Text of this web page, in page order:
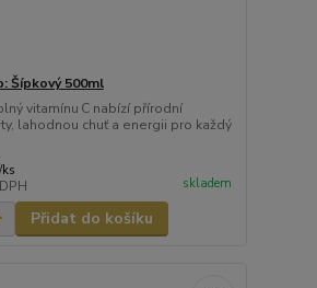
Šípkový 500ml
vitamínu C nabízí přírodní
lahodnou chuť a energii pro každý
ks
skladem
Přidat do košíku